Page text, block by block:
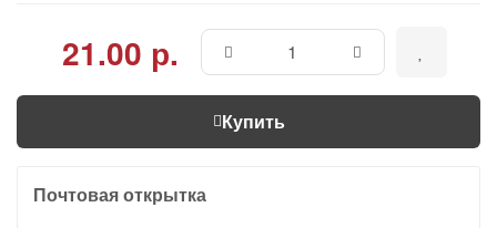
21.00 р.
Купить
Почтовая открытка